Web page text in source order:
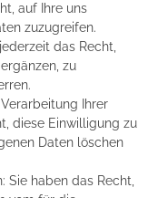
auf Ihre uns
zuzugreifen.
das Recht,
zu
Ihrer
diese Einwilligung zu
Daten löschen
Sie haben das Recht,